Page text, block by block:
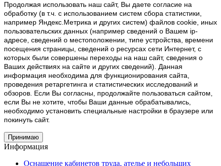
Продолжая использовать наш cайт, Вы даете согласие на
обработку (в т.ч. с использованием систем сбора статистики,
например Яндекс.Метрика и других систем) файлов cookie, иных
пользовательских данных (например сведений о Вашем ip-
адресе, сведений о местоположении, типе устройства, времени
посещения страницы, сведений о ресурсах сети Интернет, с
которых были совершены переходы на наш сайт, сведения о
Ваших действиях на сайте и других сведений). Данная
информация необходима для функционирования сайта,
проведения ретаргетинга и статистических исследований и
обзоров. Если Вы согласны, продолжайте пользоваться сайтом,
если Вы не хотите, чтобы Ваши данные обрабатывались,
необходимо установить специальные настройки в браузере или
покинуть сайт.
Принимаю
Информация
Оснащение кабинетов труда, ателье и небольших